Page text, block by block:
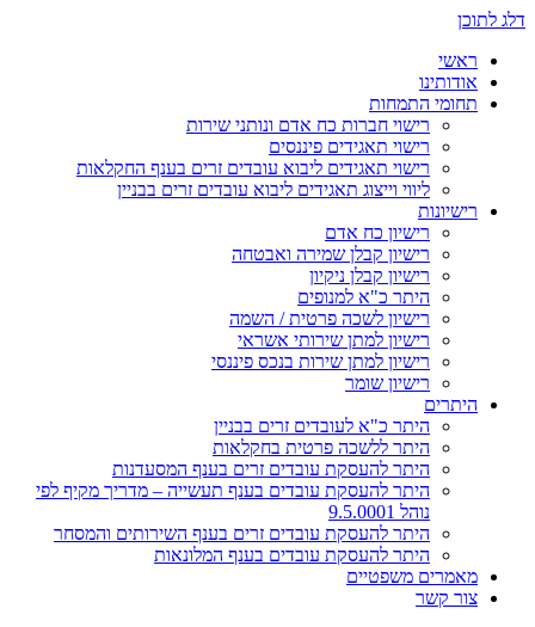
דלג לתוכן
ראשי
אודותינו
תחומי התמחות
רישוי חברות כח אדם ונותני שירות
רישוי תאגידים פיננסים
רישוי תאגידים ליבוא עובדים זרים בענף החקלאות
ליווי וייצוג תאגידים ליבוא עובדים זרים בבניין
רישיונות
רישיון כח אדם
רישיון קבלן שמירה ואבטחה
רישיון קבלן ניקיון
היתר כ"א למנופים
רישיון לשכה פרטית / השמה
רישיון למתן שירותי אשראי
רישיון למתן שירות בנכס פיננסי
רישיון שומר
היתרים
היתר כ"א לעובדים זרים בבניין
היתר ללשכה פרטית בחקלאות
היתר להעסקת עובדים זרים בענף המסעדנות
היתר להעסקת עובדים בענף תעשייה – מדריך מקיף לפי
נוהל 9.5.0001
היתר להעסקת עובדים זרים בענף השירותים והמסחר
היתר להעסקת עובדים בענף המלונאות
מאמרים משפטיים
צור קשר